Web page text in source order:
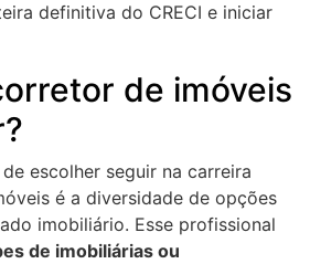
definitiva do CRECI e iniciar
de imóveis
escolher seguir na carreira
é a diversidade de opções
imobiliário. Esse profissional
de imobiliárias ou